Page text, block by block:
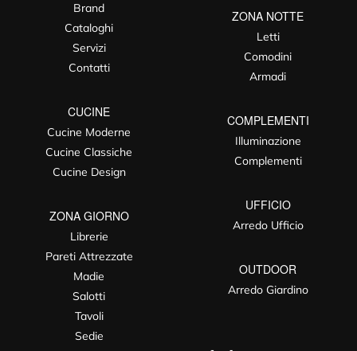
Brand
Cataloghi
Servizi
Contatti
CUCINE
Cucine Moderne
Cucine Classiche
Cucine Design
ZONA GIORNO
Librerie
Pareti Attrezzate
Madie
Salotti
Tavoli
Sedie
ZONA NOTTE
Letti
Comodini
Armadi
COMPLEMENTI
Illuminazione
Complementi
UFFICIO
Arredo Ufficio
OUTDOOR
Arredo Giardino